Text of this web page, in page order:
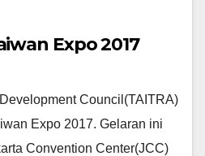
Expo 2017
Council(TAITRA)
Expo 2017. Gelaran ini
Convention Center(JCC)